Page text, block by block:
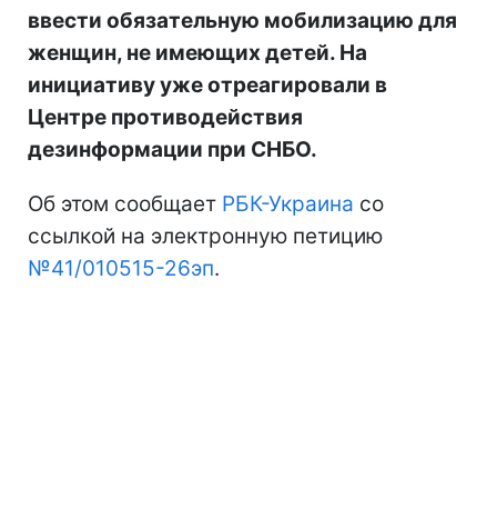
ввести обязательную мобилизацию для
женщин, не имеющих детей. На
инициативу уже отреагировали в
Центре противодействия
дезинформации при СНБО.
Об этом сообщает РБК-Украина со
ссылкой на электронную петицию
№41/010515-26эп.